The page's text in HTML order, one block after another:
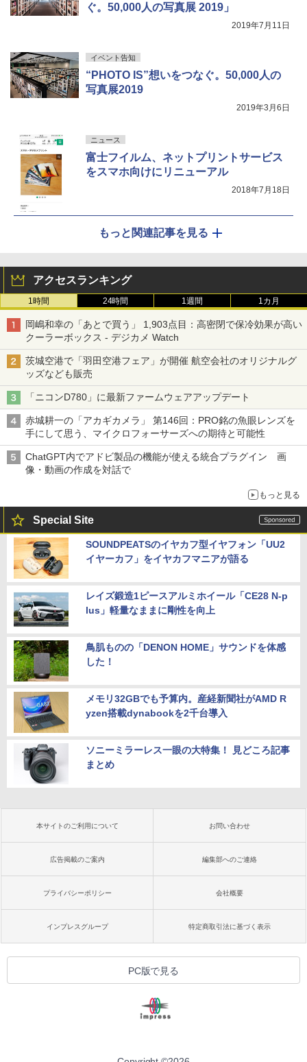
ぐ。50,000人の写真展 2019」
2019年7月11日
イベント告知
“PHOTO IS”想いをつなぐ。50,000人の
写真展2019
2019年3月6日
ニュース
富士フイルム、ネットプリントサービス
をスマホ向けにリニューアル
2018年7月18日
もっと関連記事を見る
アクセスランキング
1時間 24時間 1週間 1カ月
岡嶋和幸の「あとで買う」 1,903点目：高密閉で保冷効果が高い
クーラーボックス - デジカメ Watch
茨城空港で「羽田空港フェア」が開催 航空会社のオリジナルグ
ッズなども販売
「ニコンD780」に最新ファームウェアアップデート
赤城耕一の「アカギカメラ」 第146回：PRO銘の魚眼レンズを
手にして思う、マイクロフォーサーズへの期待と可能性
ChatGPT内でアドビ製品の機能が使える統合プラグイン 画
像・動画の作成を対話で
もっと見る
Special Site
SOUNDPEATSのイヤカフ型イヤフォン「UU2
イヤーカフ」をイヤカフマニアが語る
レイズ鍛造1ピースアルミホイール「CE28 N-p
lus」軽量なままに剛性を向上
鳥肌ものの「DENON HOME」サウンドを体感
した！
メモリ32GBでも予算内。産経新聞社がAMD R
yzen搭載dynabookを2千台導入
ソニーミラーレス一眼の大特集！ 見どころ記事
まとめ
本サイトのご利用について お問い合わせ
広告掲載のご案内 編集部へのご連絡
プライバシーポリシー 会社概要
インプレスグループ 特定商取引法に基づく表示
PC版で見る